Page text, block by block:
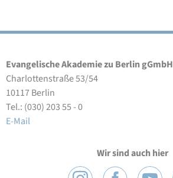
Evangelische Akademie zu Berlin gGmbH
Charlottenstraße 53/54
10117 Berlin
Tel.: (030) 203 55 - 0
E-Mail
Wir sind auch hier